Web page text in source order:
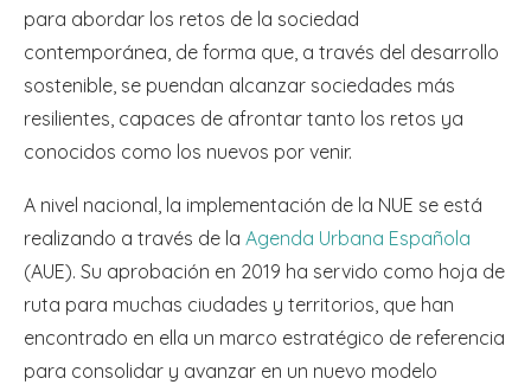
para abordar los retos de la sociedad
contemporánea, de forma que, a través del desarrollo
sostenible, se puendan alcanzar sociedades más
resilientes, capaces de afrontar tanto los retos ya
conocidos como los nuevos por venir.
A nivel nacional, la implementación de la NUE se está
realizando a través de la Agenda Urbana Española
(AUE). Su aprobación en 2019 ha servido como hoja de
ruta para muchas ciudades y territorios, que han
encontrado en ella un marco estratégico de referencia
para consolidar y avanzar en un nuevo modelo